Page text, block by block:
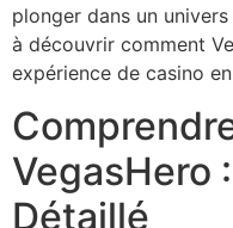
plonger dans un
à découvrir comment
expérience de casino
VegasHero
Détaillé